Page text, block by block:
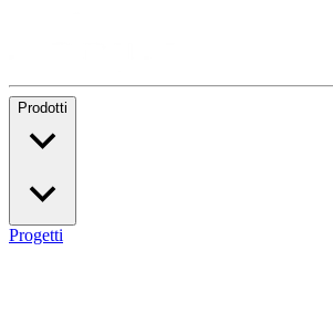
Prodotti
Progetti